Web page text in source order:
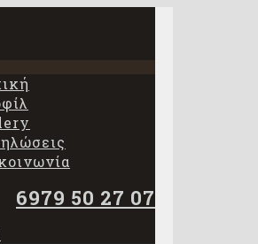
6979 50 27 07